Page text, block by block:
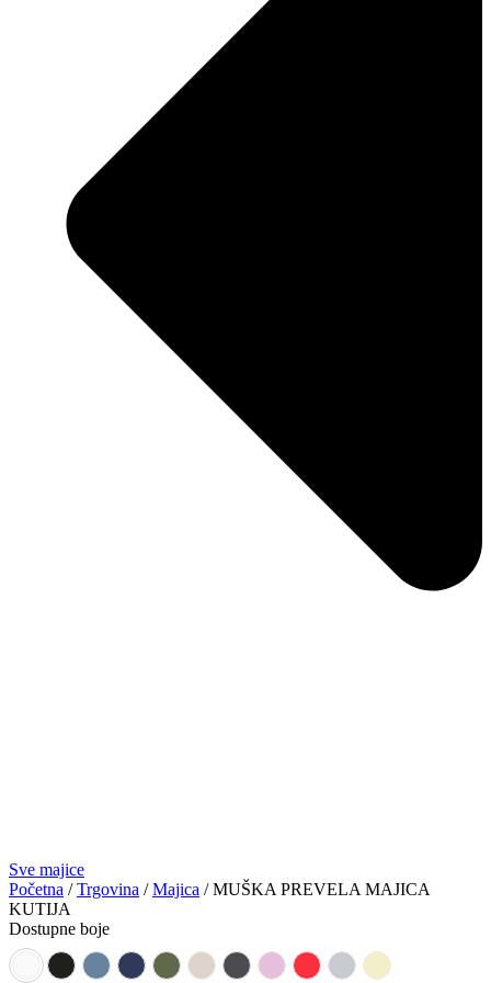
Sve majice
Početna /Trgovina /Majica / MUŠKA PREVELA MAJICA
KUTIJA
Dostupne boje